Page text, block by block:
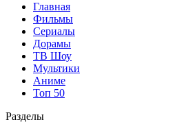
Главная
Фильмы
Сериалы
Дорамы
ТВ Шоу
Мультики
Аниме
Топ 50
Разделы